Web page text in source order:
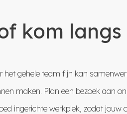
kom langs
het gehele team fijn kan
maken. Plan een bezoek aan
ingerichte werkplek, zodat